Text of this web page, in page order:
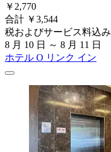
￥2,770
合計 ￥3,544
税およびサービス料込み
8 月 10 日 ～ 8 月 11 日
ホテル O リンク イン